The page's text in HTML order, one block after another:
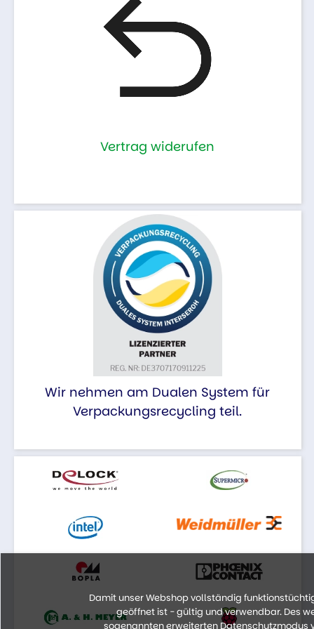
Vertrag widerufen
Wir nehmen am Dualen System für
Verpackungsrecycling teil.
Damit unser Webshop vollständig
geöffnet ist - gültig und verwendbar. Des
sogenannten erweiterten Datenschutzmodus